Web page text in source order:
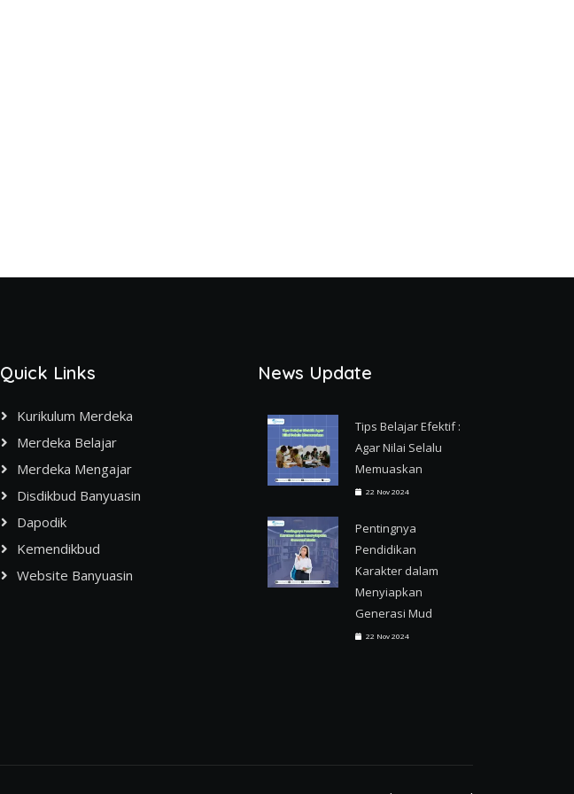
Quick Links
Kurikulum Merdeka
Merdeka Belajar
Merdeka Mengajar
Disdikbud Banyuasin
Dapodik
Kemendikbud
Website Banyuasin
News Update
Tips Belajar Efektif :
Agar Nilai Selalu
Memuaskan
22 Nov 2024
Pentingnya
Pendidikan
Karakter dalam
Menyiapkan
Generasi Mud
22 Nov 2024